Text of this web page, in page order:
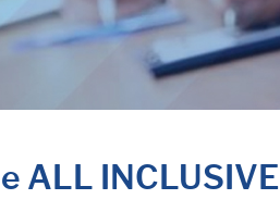
ALL INCLUSIVE